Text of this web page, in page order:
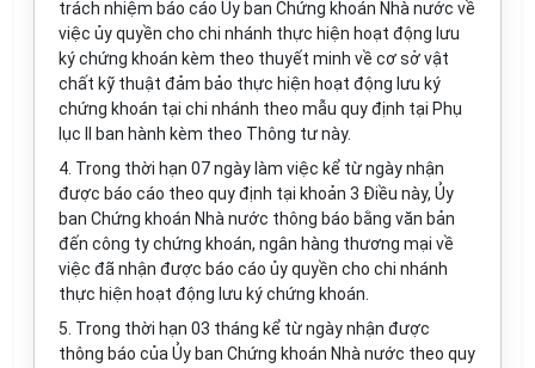
trách nhiệm báo cáo Ủy ban Chứng khoán Nhà nước về
việc ủy quyền cho chi nhánh thực hiện hoạt động lưu
ký chứng khoán kèm theo thuyết minh về cơ sở vật
chất kỹ thuật đảm bảo thực hiện hoạt động lưu ký
chứng khoán tại chi nhánh theo mẫu quy định tại Phụ
lục II ban hành kèm theo Thông tư này.
4. Trong thời hạn 07 ngày làm việc kể từ ngày nhận
được báo cáo theo quy định tại khoản 3 Điều này, Ủy
ban Chứng khoán Nhà nước thông báo bằng văn bản
đến công ty chứng khoán, ngân hàng thương mại về
việc đã nhận được báo cáo ủy quyền cho chi nhánh
thực hiện hoạt động lưu ký chứng khoán.
5. Trong thời hạn 03 tháng kể từ ngày nhận được
thông báo của Ủy ban Chứng khoán Nhà nước theo quy